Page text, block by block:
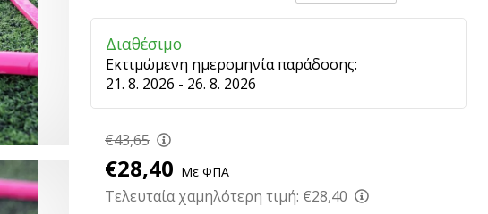
Διαθέσιμο
Εκτιμώμενη ημερομηνία παράδοσης:
21. 8. 2026 - 26. 8. 2026
€43,65
€28,40 Με ΦΠΑ
Τελευταία χαμηλότερη τιμή: €28,40